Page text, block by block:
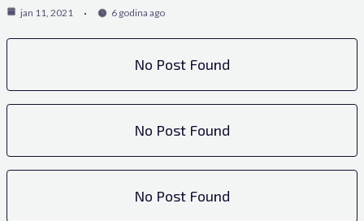
jan 11, 2021 6 godina ago
No Post Found
No Post Found
No Post Found